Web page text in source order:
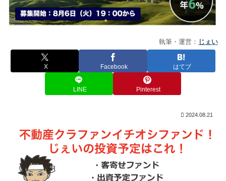
執筆・運営： じぇい
X Facebook はてブ
LINE Pinterest
2024.08.21